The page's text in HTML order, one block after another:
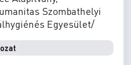
Szombathelyi
Egyesület/